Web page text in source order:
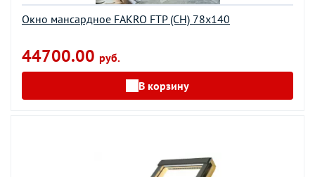
Окно мансардное FAKRO FTP (CH) 78х140
44700.00 руб.
В корзину